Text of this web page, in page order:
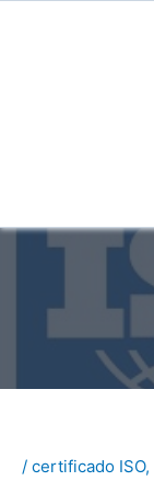
/ certificado ISO,